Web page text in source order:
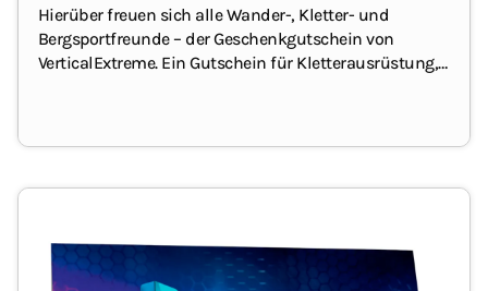
Hierüber freuen sich alle Wander-, Kletter- und
Bergsportfreunde – der Geschenkgutschein von
VerticalExtreme. Ein Gutschein für Kletterausrüstung,